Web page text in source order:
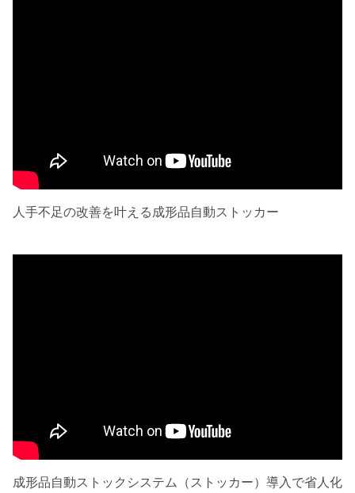
人手不足の改善を叶える成形品自動ストッカー
成形品自動ストックシステム（ストッカー）導入で省人化